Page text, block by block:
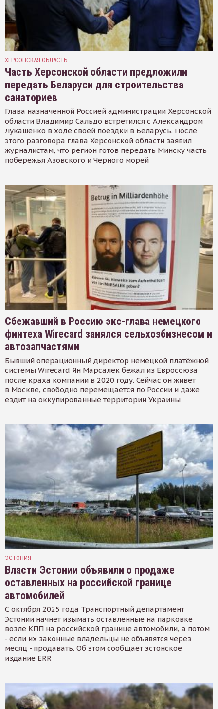
ХЕРСОНСКАЯ ОБЛАСТЬ
Часть Херсонской области предложили
передать Беларуси для строительства
санаториев
Глава назначенной Россией администрации Херсонской
области Владимир Сальдо встретился с Александром
Лукашенко в ходе своей поездки в Беларусь. После
этого разговора глава Херсонской области заявил
журналистам, что регион готов передать Минску часть
побережья Азовского и Черного морей
Сбежавший в Россию экс-глава немецкого
финтеха Wirecard занялся сельхозбизнесом и
автозапчастями
Бывший операционный директор немецкой платёжной
системы Wirecard Ян Марсалек бежал из Евросоюза
после краха компании в 2020 году. Сейчас он живёт
в Москве, свободно перемещается по России и даже
ездит на оккупированные территории Украины
ЭСТОНИЯ
Власти Эстонии объявили о продаже
оставленных на российской границе
автомобилей
С октября 2025 года Транспортный департамент
Эстонии начнет изымать оставленные на парковке
возле КПП на российской границе автомобили, а потом
- если их законные владельцы не объявятся через
месяц - продавать. Об этом сообщает эстонское
издание ERR